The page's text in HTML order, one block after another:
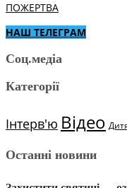
ПОЖЕРТВА
НАШ ТЕЛЕГРАМ
Соц.медіа
Категорії
Інтерв'ю Відео
Останні новини